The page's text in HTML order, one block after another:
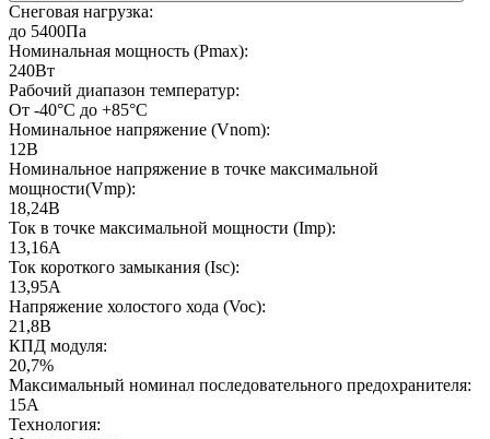
Снеговая нагрузка:
до 5400Па
Номинальная мощность (Pmax):
240Вт
Рабочий диапазон температур:
От -40°C до +85°C
Номинальное напряжение (Vnom):
12В
Номинальное напряжение в точке максимальной
мощности(Vmp):
18,24В
Ток в точке максимальной мощности (Imp):
13,16А
Ток короткого замыкания (Isc):
13,95А
Напряжение холостого хода (Voc):
21,8В
КПД модуля:
20,7%
Максимальный номинал последовательного предохранителя:
15А
Технология: